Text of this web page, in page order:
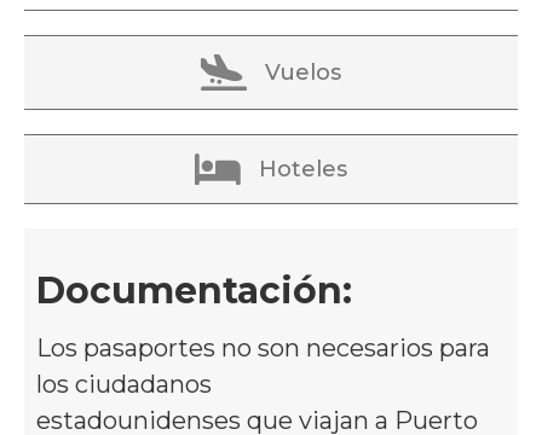
Vuelos
Hoteles
Documentación:
Los pasaportes no son necesarios para
los ciudadanos
estadounidenses que viajan a Puerto